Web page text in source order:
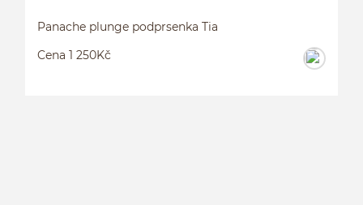
Panache plunge podprsenka Tia
Cena 1 250Kč